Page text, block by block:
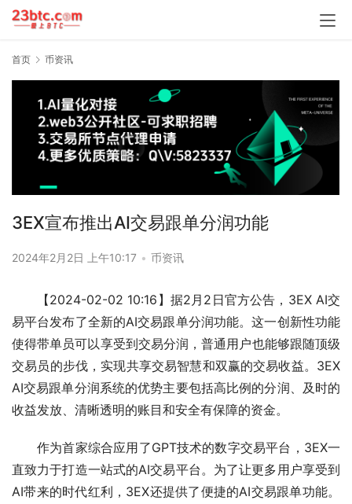
首页 币资讯
3EX宣布推出AI交易跟单分润功能
2024年2月2日 上午10:17 • 币资讯
【2024-02-02 10:16】据2月2日官方公告，3EX AI交
易平台发布了全新的AI交易跟单分润功能。这一创新性功能
使得带单员可以享受到交易分润，普通用户也能够跟随顶级
交易员的步伐，实现共享交易智慧和双赢的交易收益。3EX
AI交易跟单分润系统的优势主要包括高比例的分润、及时的
收益发放、清晰透明的账目和安全有保障的资金。
作为首家综合应用了GPT技术的数字交易平台，3EX一
直致力于打造一站式的AI交易平台。为了让更多用户享受到
AI带来的时代红利，3EX还提供了便捷的AI交易跟单功能。